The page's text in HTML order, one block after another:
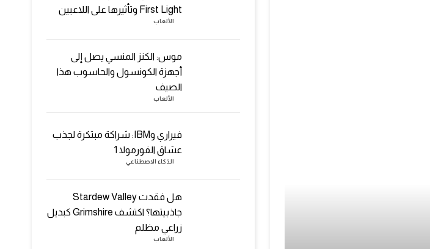
First Light وتأثيرها على اللاعبين
الألعاب
موس: الكنز المنسي يصل إلى
أجهزة الكونسول والحاسوب هذا
الصيف
الألعاب
فيراري وIBM: شراكة مبتكرة لجذب
عشاق الفورمولا 1
الذكاء الاصطناعي
هل فقدت Stardew Valley
جاذبيتها؟ اكتشف Grimshire كبديل
زراعي مظلم
الألعاب